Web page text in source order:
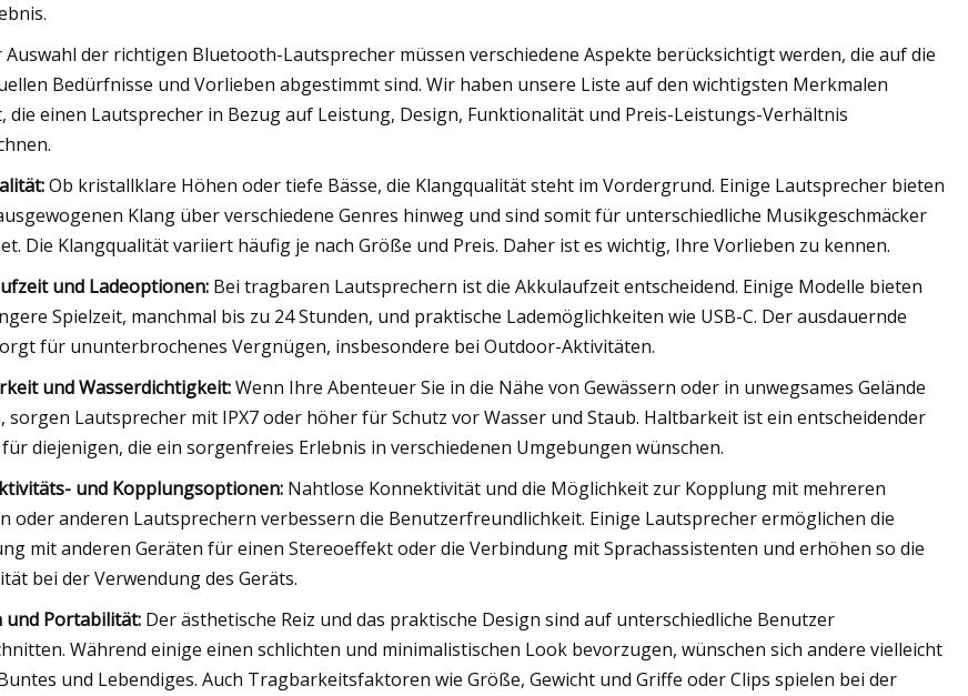
Auswahl der richtigen Bluetooth-Lautsprecher müssen verschiedene Aspekte berücksichtigt werden, die auf die
Bedürfnisse und Vorlieben abgestimmt sind. Wir haben unsere Liste auf den wichtigsten Merkmalen
die einen Lautsprecher in Bezug auf Leistung, Design, Funktionalität und Preis-Leistungs-Verhältnis
Ob kristallklare Höhen oder tiefe Bässe, die Klangqualität steht im Vordergrund. Einige Lautsprecher bieten
Klang über verschiedene Genres hinweg und sind somit für unterschiedliche Musikgeschmäcker
Die Klangqualität variiert häufig je nach Größe und Preis. Daher ist es wichtig, Ihre Vorlieben zu kennen.
und Ladeoptionen: Bei tragbaren Lautsprechern ist die Akkulaufzeit entscheidend. Einige Modelle bieten
Spielzeit, manchmal bis zu 24 Stunden, und praktische Lademöglichkeiten wie USB-C. Der ausdauernde
für ununterbrochenes Vergnügen, insbesondere bei Outdoor-Aktivitäten.
und Wasserdichtigkeit:Wenn Ihre Abenteuer Sie in die Nähe von Gewässern oder in unwegsames Gelände
sorgen Lautsprecher mit IPX7 oder höher für Schutz vor Wasser und Staub. Haltbarkeit ist ein entscheidender
diejenigen, die ein sorgenfreies Erlebnis in verschiedenen Umgebungen wünschen.
und Kopplungsoptionen: Nahtlose Konnektivität und die Möglichkeit zur Kopplung mit mehreren
oder anderen Lautsprechern verbessern die Benutzerfreundlichkeit. Einige Lautsprecher ermöglichen die
mit anderen Geräten für einen Stereoeffekt oder die Verbindung mit Sprachassistenten und erhöhen so die
bei der Verwendung des Geräts.
und Portabilität: Der ästhetische Reiz und das praktische Design sind auf unterschiedliche Benutzer
Während einige einen schlichten und minimalistischen Look bevorzugen, wünschen sich andere vielleicht
und Lebendiges. Auch Tragbarkeitsfaktoren wie Größe, Gewicht und Griffe oder Clips spielen bei der